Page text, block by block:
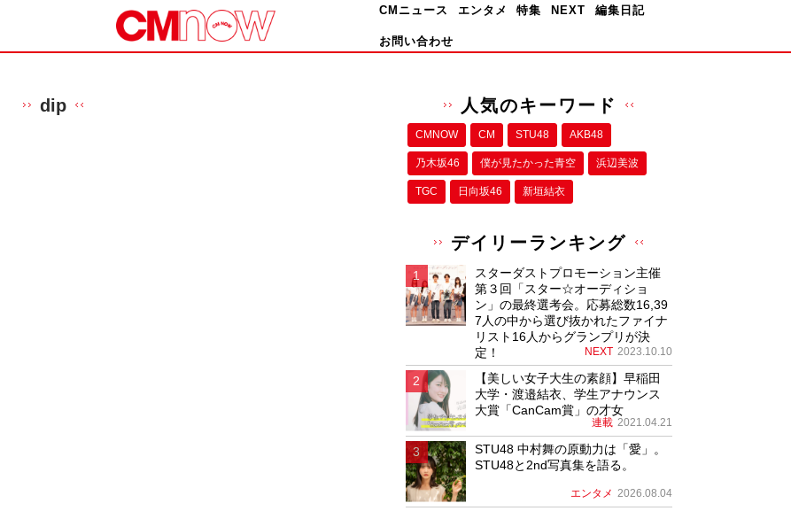
CMニュース エンタメ 特集 NEXT 編集日記
お問い合わせ
dip 人気のキーワード
CMNOW CM STU48 AKB48
乃木坂46 僕が⾒たかった⻘空 浜辺美波
TGC 日向坂46 新垣結衣
デイリーランキング
スターダストプロモーション主催
第３回「スター☆オーディショ
ン」の最終選考会。応募総数16,39
7人の中から選び抜かれたファイナ
リスト16人からグランプリが決
定！
NEXT 2023.10.10
【美しい女子大生の素顔】早稲田
大学・渡邉結衣、学生アナウンス
大賞「CanCam賞」の才女
連載 2021.04.21
STU48 中村舞の原動力は「愛」。
STU48と2nd写真集を語る。
エンタメ 2026.08.04